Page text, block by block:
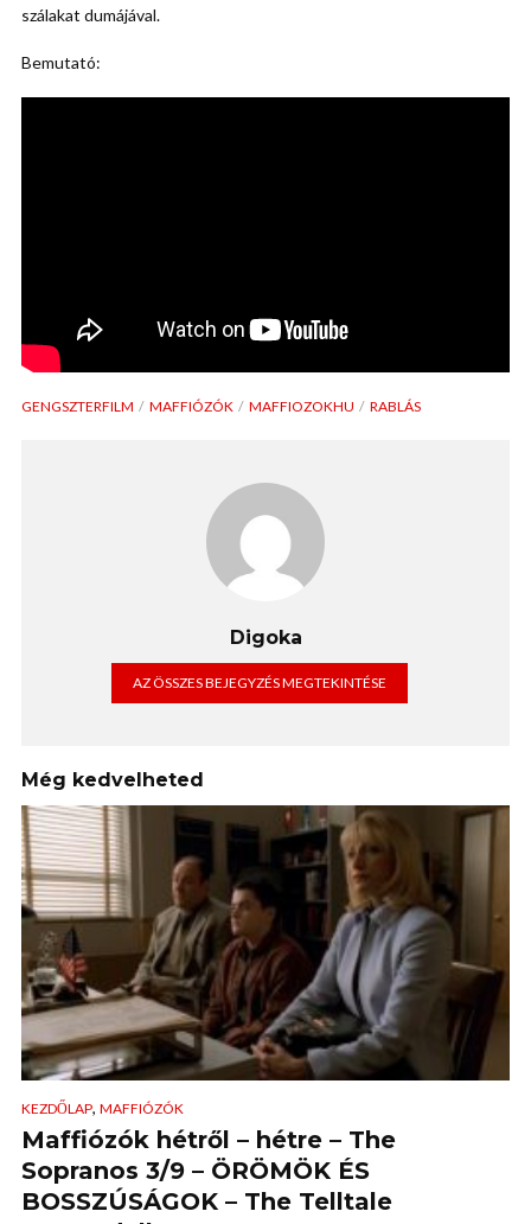
szálakat dumájával.
Bemutató:
GENGSZTERFILM MAFFIÓZÓK MAFFIOZOKHU RABLÁS
Digoka
AZ ÖSSZES BEJEGYZÉS MEGTEKINTÉSE
Még kedvelheted
KEZDŐLAP, MAFFIÓZÓK
Maffiózók hétről – hétre – The
Sopranos 3/9 – ÖRÖMÖK ÉS
BOSSZÚSÁGOK – The Telltale